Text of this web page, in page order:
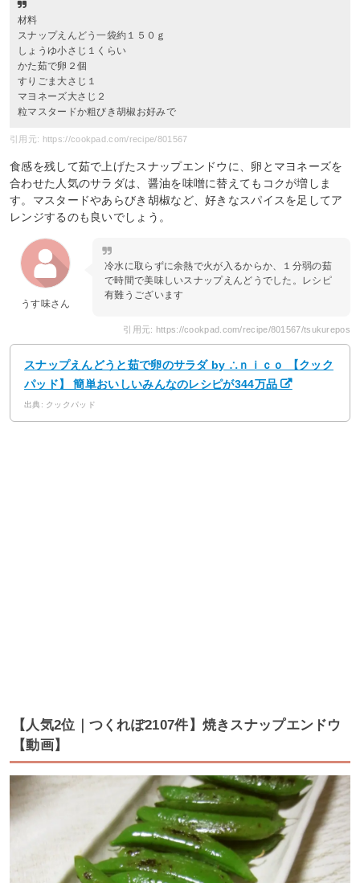
材料
スナップえんどう一袋約１５０ｇ
しょうゆ小さじ１くらい
かた茹で卵２個
すりごま大さじ１
マヨネーズ大さじ２
粒マスタードか粗びき胡椒お好みで
引用元: https://cookpad.com/recipe/801567
食感を残して茹で上げたスナップエンドウに、卵とマヨネーズを
合わせた人気のサラダは、醤油を味噌に替えてもコクが増しま
す。マスタードやあらびき胡椒など、好きなスパイスを足してア
レンジするのも良いでしょう。
うす味さん
冷水に取らずに余熱で火が入るからか、１分弱の茹
で時間で美味しいスナップえんどうでした。レシピ
有難うございます
引用元: https://cookpad.com/recipe/801567/tsukurepos
スナップえんどうと茹で卵のサラダ by ∴ｎｉｃｏ 【クック
パッド】 簡単おいしいみんなのレシピが344万品
出典: クックパッド
【人気2位｜つくれぽ2107件】焼きスナップエンドウ
【動画】